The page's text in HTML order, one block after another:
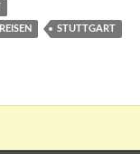
REISEN STUTTGART